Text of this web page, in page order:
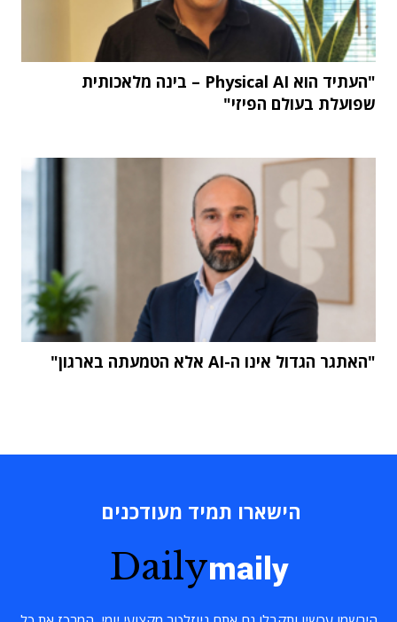
"העתיד הוא Physical AI – בינה מלאכותית
שפועלת בעולם הפיזי"
"האתגר הגדול אינו ה-AI אלא הטמעתה בארגון"
הישארו תמיד מעודכנים
Dailymaily